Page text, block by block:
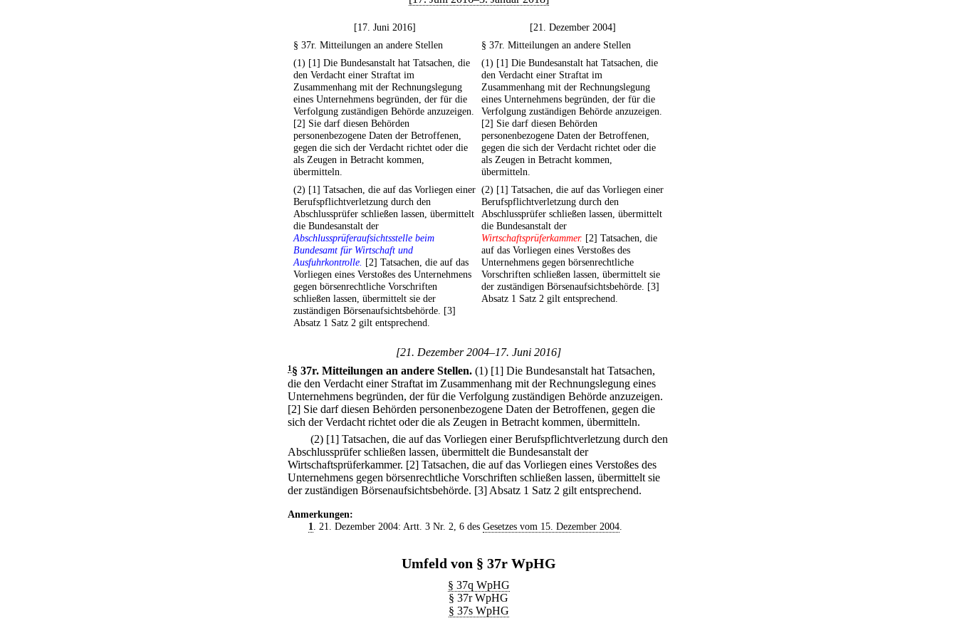
[17. Juni 2016]
[21. Dezember 2004]
§ 37r. Mitteilungen an andere Stellen
§ 37r. Mitteilungen an andere Stellen
(1) [1] Die Bundesanstalt hat Tatsachen, die
den Verdacht einer Straftat im
Zusammenhang mit der Rechnungslegung
eines Unternehmens begründen, der für die
Verfolgung zuständigen Behörde anzuzeigen.
[2] Sie darf diesen Behörden
personenbezogene Daten der Betroffenen,
gegen die sich der Verdacht richtet oder die
als Zeugen in Betracht kommen,
übermitteln.
(1) [1] Die Bundesanstalt hat Tatsachen, die
den Verdacht einer Straftat im
Zusammenhang mit der Rechnungslegung
eines Unternehmens begründen, der für die
Verfolgung zuständigen Behörde anzuzeigen.
[2] Sie darf diesen Behörden
personenbezogene Daten der Betroffenen,
gegen die sich der Verdacht richtet oder die
als Zeugen in Betracht kommen,
übermitteln.
(2) [1] Tatsachen, die auf das Vorliegen einer
Berufspflichtverletzung durch den
Abschlussprüfer schließen lassen, übermittelt
die Bundesanstalt der
Abschlussprüferaufsichtsstelle beim
Bundesamt für Wirtschaft und
Ausfuhrkontrolle. [2] Tatsachen, die auf das
Vorliegen eines Verstoßes des Unternehmens
gegen börsenrechtliche Vorschriften
schließen lassen, übermittelt sie der
zuständigen Börsenaufsichtsbehörde. [3]
Absatz 1 Satz 2 gilt entsprechend.
(2) [1] Tatsachen, die auf das Vorliegen einer
Berufspflichtverletzung durch den
Abschlussprüfer schließen lassen, übermittelt
die Bundesanstalt der
Wirtschaftsprüferkammer. [2] Tatsachen, die
auf das Vorliegen eines Verstoßes des
Unternehmens gegen börsenrechtliche
Vorschriften schließen lassen, übermittelt sie
der zuständigen Börsenaufsichtsbehörde. [3]
Absatz 1 Satz 2 gilt entsprechend.
[21. Dezember 2004–17. Juni 2016]
1§ 37r. Mitteilungen an andere Stellen. (1) [1] Die Bundesanstalt hat Tatsachen,
die den Verdacht einer Straftat im Zusammenhang mit der Rechnungslegung eines
Unternehmens begründen, der für die Verfolgung zuständigen Behörde anzuzeigen.
[2] Sie darf diesen Behörden personenbezogene Daten der Betroffenen, gegen die
sich der Verdacht richtet oder die als Zeugen in Betracht kommen, übermitteln.
(2) [1] Tatsachen, die auf das Vorliegen einer Berufspflichtverletzung durch den
Abschlussprüfer schließen lassen, übermittelt die Bundesanstalt der
Wirtschaftsprüferkammer. [2] Tatsachen, die auf das Vorliegen eines Verstoßes des
Unternehmens gegen börsenrechtliche Vorschriften schließen lassen, übermittelt sie
der zuständigen Börsenaufsichtsbehörde. [3] Absatz 1 Satz 2 gilt entsprechend.
Anmerkungen:
1
. 21. Dezember 2004: Artt. 3 Nr. 2, 6 des Gesetzes vom 15. Dezember 2004.
Umfeld von § 37r WpHG
§ 37q WpHG
§ 37r WpHG
§ 37s WpHG